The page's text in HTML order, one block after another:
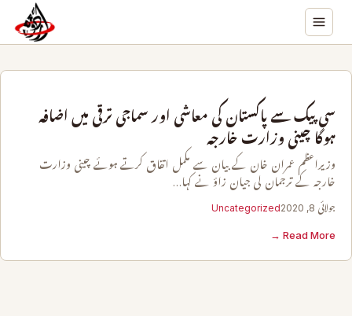
سی پیک سے پاکستان کی معاشی اور سماجی ترقی میں اضافہ
ہوگا چینی وزارت خارجہ
وزیراعظم عمران خان کے بیان سے مکمل اتفاق کرتے ہوئے چینی وزارت
خارجہ کے ترجمان لی جیان زاؤ نے کہا…
جولائی 8, 2020 Uncategorized
Read More →